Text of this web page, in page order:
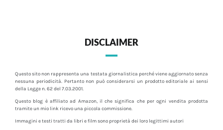
DISCLAIMER
Questo sito non rappresenta una testata giornalistica perché viene aggiornato senza
nessuna periodicità. Pertanto non può considerarsi un prodotto editoriale ai sensi
della Legge n. 62 del 7.03.2001.
Questo blog è affiliato ad Amazon, il che significa che per ogni vendita prodotta
tramite un mio link ricevo una piccola commissione.
Immagini e testi tratti da libri e film sono proprietà dei loro legittimi autori